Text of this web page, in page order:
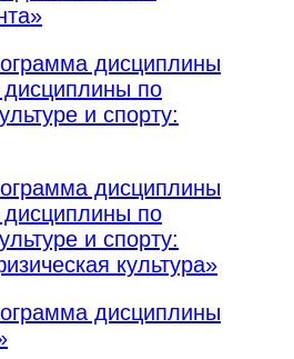
дисциплины
по
и спорту:
дисциплины
по
и спорту:
культура»
дисциплины